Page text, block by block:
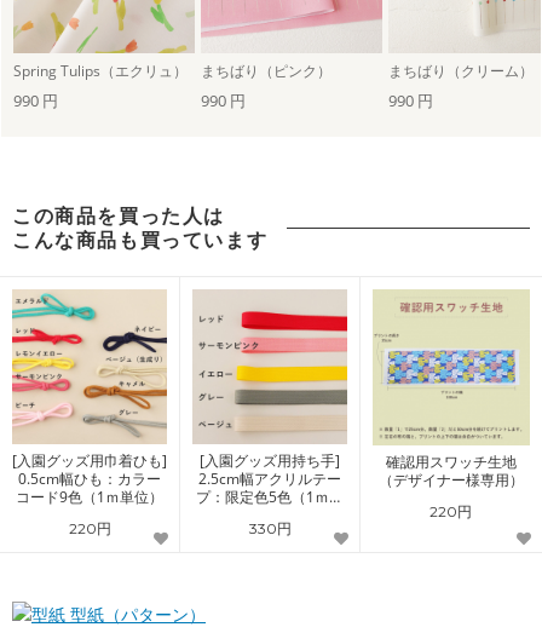
Spring Tulips（エクリュ） まちばり（ピンク） まちばり（クリーム）
990 円 990 円 990 円
この商品を買った人は
こんな商品も買っています
[入園グッズ用巾着ひも]
0.5cm幅ひも：カラー
コード9色（1ｍ単位）
220円
[入園グッズ用持ち手]
2.5cm幅アクリルテー
プ：限定色5色（1ｍ単
330円
確認用スワッチ生地
（デザイナー様専用）
220円
型紙（パターン）